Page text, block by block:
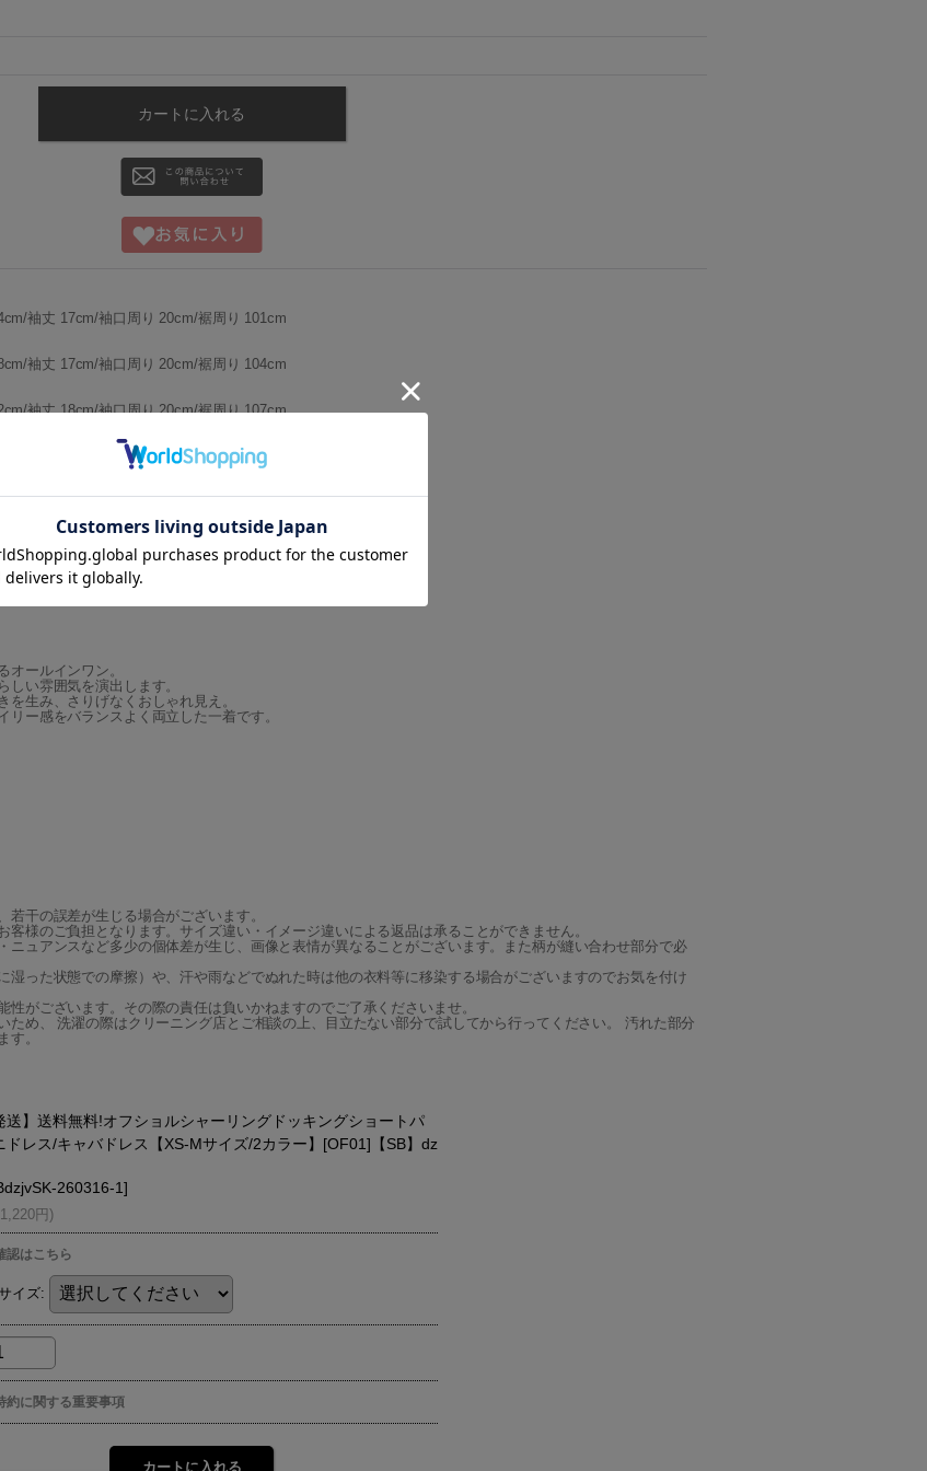
袖丈 17cm/袖口周り 20cm/裾周り 101cm
袖丈 17cm/袖口周り 20cm/裾周り 104cm
袖丈 18cm/袖口周り 20cm/裾周り 107cm
ールインワン。
しい雰囲気を演出します。
生み、さりげなくおしゃれ見え。
ー感をバランスよく両立した一着です。
干の誤差が生じる場合がございます。
様のご負担となります。サイズ違い・イメージ違いによる返品は承ることができません。
ュアンスなど多少の個体差が生じ、画像と表情が異なることがございます。また柄が縫い合わせ部分で必
った状態での摩擦）や、汗や雨などでぬれた時は他の衣料等に移染する場合がございますのでお気を付け
がございます。その際の責任は負いかねますのでご了承くださいませ。
め、 洗濯の際はクリーニング店とご相談の上、目立たない部分で試してから行ってください。 汚れた部分
す。